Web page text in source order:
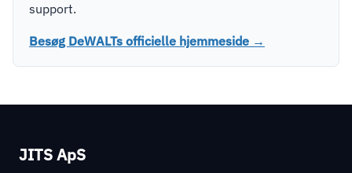
support.
Besøg DeWALTs officielle hjemmeside →
JITS ApS